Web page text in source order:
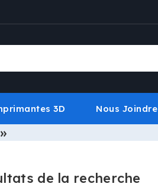
3D Nous Joindre
de la recherche